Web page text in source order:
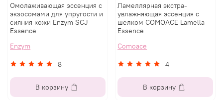
Омолаживающая эссенция с
экзосомами для упругости и
сияния кожи Enzym SCJ
Essence
Enzym
8
В корзину
Ламеллярная экстра-
увлажняющая эссенция с
шелком COMOACE Lamella
Essence
Comoace
4
В корзину